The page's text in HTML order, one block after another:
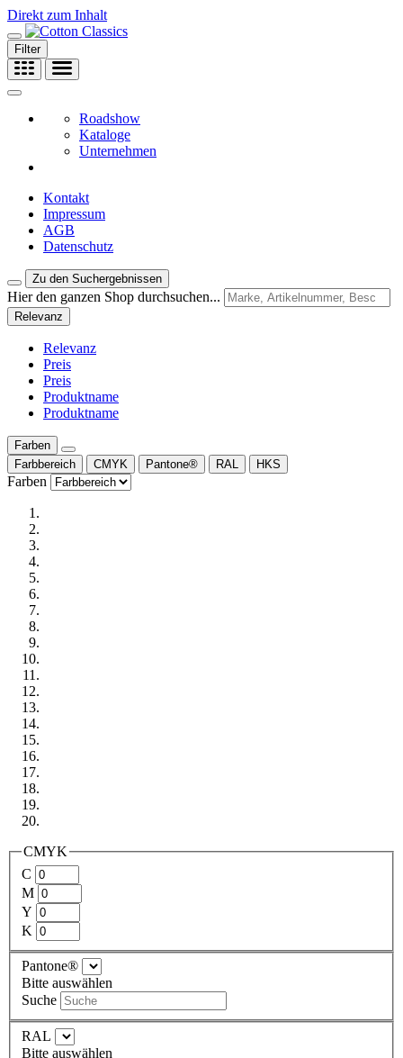
Direkt zum Inhalt
Filter
Roadshow
Kataloge
Unternehmen
Kontakt
Impressum
AGB
Datenschutz
Zu den Suchergebnissen
Hier den ganzen Shop durchsuchen...
Relevanz
Relevanz
Preis
Preis
Produktname
Produktname
Farben
Farbbereich
CMYK Pantone® RAL HKS
Farben
CMYK
C
M
Y
K
Pantone®
Bitte auswählen
Suche
RAL
Bitte auswählen